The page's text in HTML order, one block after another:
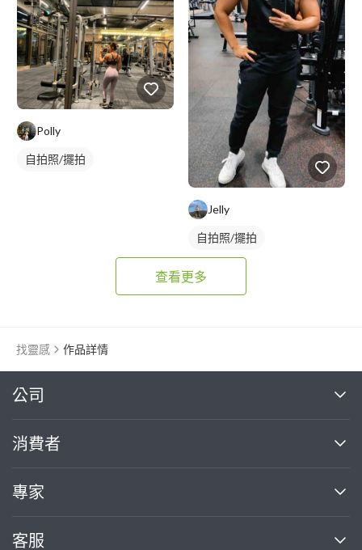
重訓教練
健身課程
重訓課程
胸肌訓練
Polly
自拍照/擺拍
Jelly
自拍照/擺拍
查看更多
找靈感 作品詳情
公司
關於我們
部落格
加入我們
消費者
買服務
專家
案件中心
客服
繼續完成